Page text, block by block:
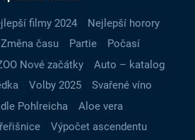
filmy 2024
Nejlepší horory
Změna času Partie
Počasí
Nové začátky
Auto – katalog
Volby 2025
Svařené víno
Pohlreicha
Aloe vera
Výpočet ascendentu